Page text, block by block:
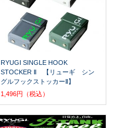
RYUGI SINGLE HOOK
STOCKER Ⅱ 【リューギ シン
グルフックストッカーⅡ】
1,496円（税込）